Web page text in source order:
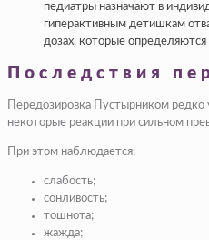
педиатры назначают в
гиперактивным детишкам
дозах, которые
Последствия
Передозировка Пустырником
некоторые реакции при сильном
При этом наблюдается:
слабость;
сонливость;
тошнота;
жажда;